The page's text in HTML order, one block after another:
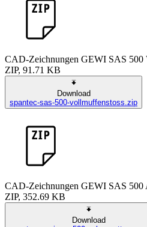
CAD-Zeichnungen GEWI SAS 500
ZIP, 91.71 KB
Download
spantec-sas-500-vollmuffenstoss.zip
CAD-Zeichnungen GEWI SAS 500
ZIP, 352.69 KB
Download